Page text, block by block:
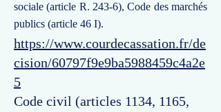
sociale (article R. 243-6), Code des marchés
publics (article 46 I).
https://www.courdecassation.fr/de
cision/60797f9e9ba5988459c4a2e
5
Code civil (articles 1134, 1165,